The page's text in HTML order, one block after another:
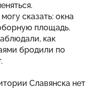
сказать: окна
площадь.
как
бродили по
Славянска нет